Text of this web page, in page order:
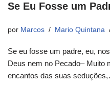
Se Eu Fosse um
por Marcos Mario Quintana
Se eu fosse um padre, eu,
Deus nem no Pecado– Muito
encantos das suas